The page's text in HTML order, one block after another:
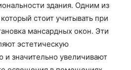
здания. Одним из
стоит учитывать при
мансардных окон. Эти
эстетическую
и значительно увеличивают